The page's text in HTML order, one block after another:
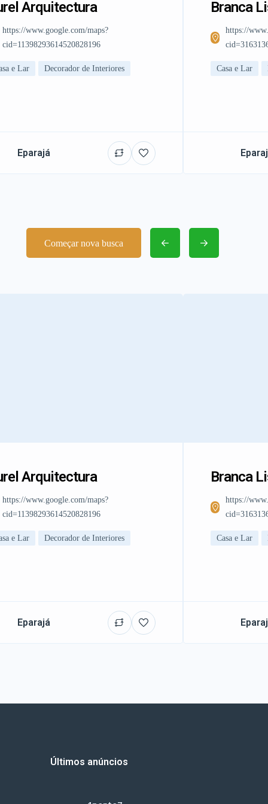
Arquitectura
https://www.google.com/maps?
cid=11398293614520828196
e Lar Decorador de Interiores
Eparajá
Branca
https://
Casa e Lar
Começar nova busca
Arquitectura
https://www.google.com/maps?
cid=11398293614520828196
e Lar Decorador de Interiores
Eparajá
Branca
https://
Casa e Lar
Últimos anúncios